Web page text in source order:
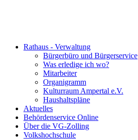
Rathaus - Verwaltung
Bürgerbüro und Bürgerservice
Was erledige ich wo?
Mitarbeiter
Organigramm
Kulturraum Ampertal e.V.
Haushaltspläne
Aktuelles
Behördenservice Online
Über die VG-Zolling
Volkshochschule